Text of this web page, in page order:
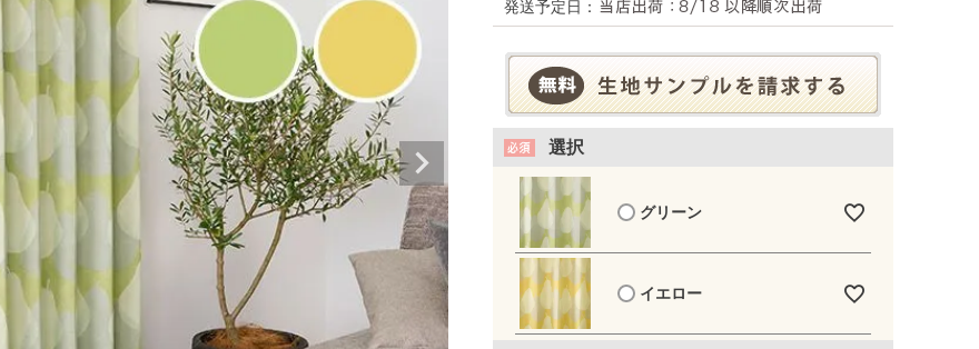
発送予定日：
選択
グリーン
イエロー